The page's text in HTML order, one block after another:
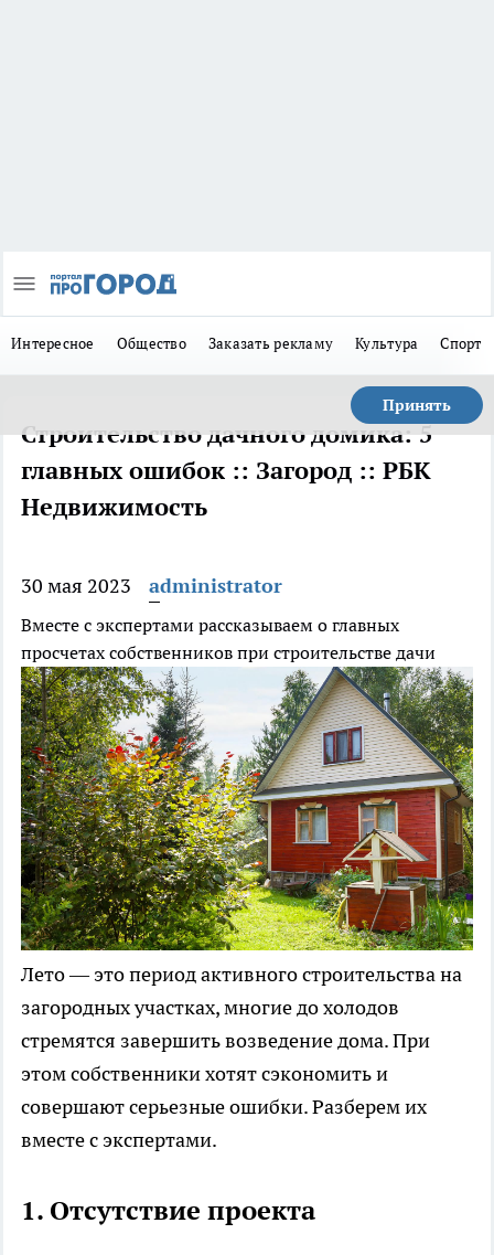
Интересное Общество Заказать рекламу Культура Спорт
Принять
Строительство дачного домика: 5
главных ошибок :: Загород :: РБК
Недвижимость
30 мая 2023 administrator
Вместе с экспертами рассказываем о главных
просчетах собственников при строительстве дачи
Лето — это период активного строительства на
загородных участках, многие до холодов
стремятся завершить возведение дома. При
этом собственники хотят сэкономить и
совершают серьезные ошибки. Разберем их
вместе с экспертами.
1. Отсутствие проекта